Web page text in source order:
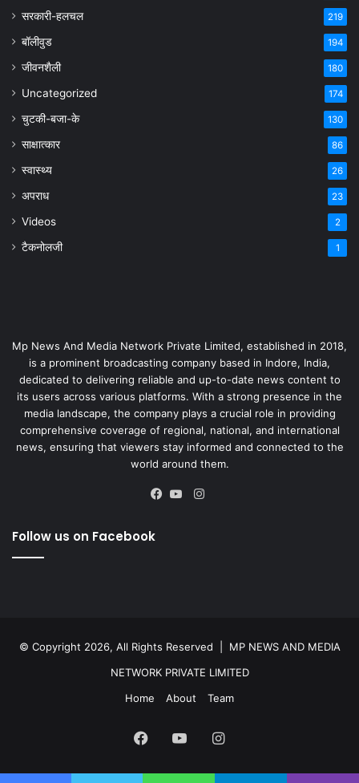
सरकारी-हलचल 219
बॉलीवुड 194
जीवनशैली 180
Uncategorized 174
चुटकी-बजा-के 130
साक्षात्कार 86
स्वास्थ्य 26
अपराध 23
Videos 2
टैकनोलजी 1
Mp News And Media Network Private Limited, established in 2018,
is a prominent broadcasting company based in Indore, India,
dedicated to delivering reliable and up-to-date news content to
its users across various platforms. With a strong presence in the
media landscape, the company plays a crucial role in providing
comprehensive coverage of regional, national, and international
news, ensuring that viewers stay informed and connected to the
world around them.
Instagram
Follow us on Facebook
© Copyright 2026, All Rights Reserved | MP NEWS AND MEDIA
NETWORK PRIVATE LIMITED
Home
About Team
Facebook
YouTubeInstagram